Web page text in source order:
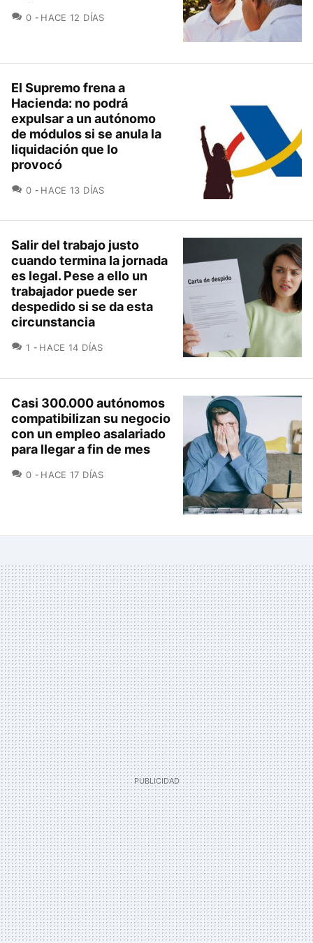
0 COMENTARIOS
HACE 12 DÍAS
El Supremo frena a
Hacienda: no podrá
expulsar a un autónomo
de módulos si se anula la
liquidación que lo
provocó
0 COMENTARIOS
HACE 13 DÍAS
Salir del trabajo justo
cuando termina la jornada
es legal. Pese a ello un
trabajador puede ser
despedido si se da esta
circunstancia
1 COMENTARIOS
HACE 14 DÍAS
Casi 300.000 autónomos
compatibilizan su negocio
con un empleo asalariado
para llegar a fin de mes
0 COMENTARIOS
HACE 17 DÍAS